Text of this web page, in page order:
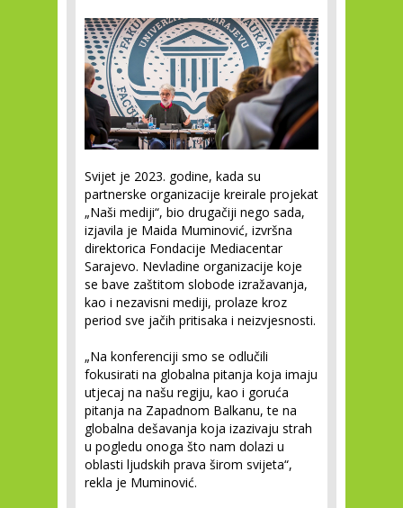
Svijet je 2023. godine, kada su
partnerske organizacije kreirale projekat
„Naši mediji“, bio drugačiji nego sada,
izjavila je Maida Muminović, izvršna
direktorica Fondacije Mediacentar
Sarajevo. Nevladine organizacije koje
se bave zaštitom slobode izražavanja,
kao i nezavisni mediji, prolaze kroz
period sve jačih pritisaka i neizvjesnosti.
„Na konferenciji smo se odlučili
fokusirati na globalna pitanja koja imaju
utjecaj na našu regiju, kao i goruća
pitanja na Zapadnom Balkanu, te na
globalna dešavanja koja izazivaju strah
u pogledu onoga što nam dolazi u
oblasti ljudskih prava širom svijeta“,
rekla je Muminović.